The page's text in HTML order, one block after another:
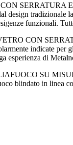
SERRATURA
design tradizionale
funzionali.
CON
indicate per
esperienza di
SU
blindato in linea